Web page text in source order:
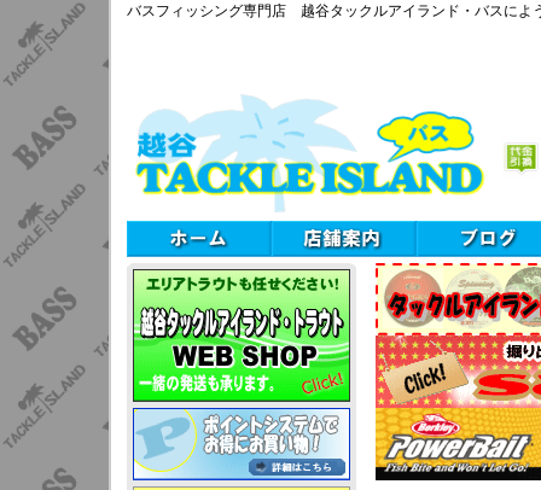
バスフィッシング専門店 越谷タックルアイランド・バスによ